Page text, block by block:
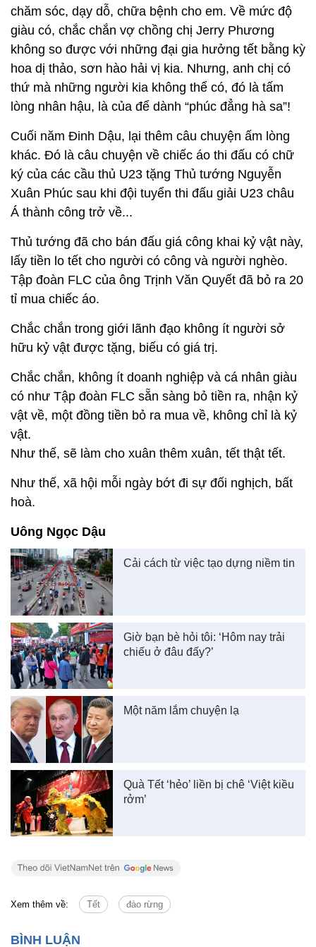
chăm sóc, dạy dỗ, chữa bệnh cho em. Về mức độ
giàu có, chắc chắn vợ chồng chị Jerry Phương
không so được với những đại gia hưởng tết bằng kỳ
hoa dị thảo, sơn hào hải vị kia. Nhưng, anh chị có
thứ mà những người kia không thể có, đó là tấm
lòng nhân hậu, là của để dành “phúc đẳng hà sa”!
Cuối năm Đinh Dậu, lại thêm câu chuyện ấm lòng
khác. Đó là câu chuyện về chiếc áo thi đấu có chữ
ký của các cầu thủ U23 tặng Thủ tướng Nguyễn
Xuân Phúc sau khi đội tuyển thi đấu giải U23 châu
Á thành công trở về...
Thủ tướng đã cho bán đấu giá công khai kỷ vật này,
lấy tiền lo tết cho người có công và người nghèo.
Tập đoàn FLC của ông Trịnh Văn Quyết đã bỏ ra 20
tỉ mua chiếc áo.
Chắc chắn trong giới lãnh đạo không ít người sở
hữu kỷ vật được tặng, biếu có giá trị.
Chắc chắn, không ít doanh nghiệp và cá nhân giàu
có như Tập đoàn FLC sẵn sàng bỏ tiền ra, nhận kỷ
vật về, một đồng tiền bỏ ra mua về, không chỉ là kỷ
vật.
Như thế, sẽ làm cho xuân thêm xuân, tết thật tết.
Như thế, xã hội mỗi ngày bớt đi sự đối nghịch, bất
hoà.
Uông Ngọc Dậu
Cải cách từ việc tạo dựng niềm tin
Giờ bạn bè hỏi tôi: ‘Hôm nay trải
chiếu ở đâu đấy?’
Một năm lắm chuyện lạ
Quà Tết ‘hẻo’ liền bị chê ‘Việt kiều
rởm’
Xem thêm về: Tết đào rừng